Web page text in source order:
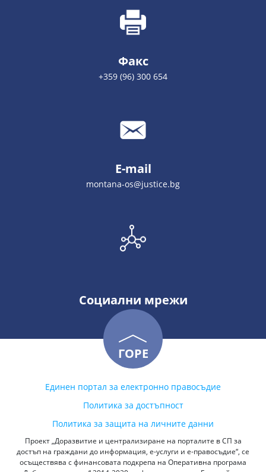
Факс
+359 (96) 300 654
E-mail
montana-os@justice.bg
Социални мрежи
ГОРЕ
Единен портал за електронно правосъдие
Политика за достъпност
Политика за защита на личните данни
Проект „Доразвитие и централизиране на порталите в СП за
достъп на граждани до информация, е-услуги и е-правосъдие“, се
осъществява с финансовата подкрепа на Оперативна програма